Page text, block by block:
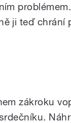
ji teď chrání
zákroku